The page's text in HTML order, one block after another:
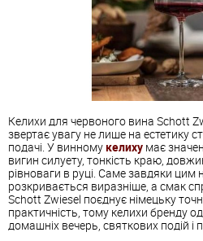
Келихи для червоного вина Schott
звертає увагу не лише на естетику
подачі. У винномукелиху має
вигин силуету, тонкість краю,
рівноваги в руці. Саме завдяки
розкривається виразніше, а смак
Schott Zwiesel поєднує німецьку
практичність, тому келихи бренду
домашніх вечерь, святкових подій і